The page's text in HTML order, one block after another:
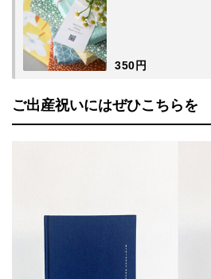
350円
ご出産祝いにはぜひこちらを